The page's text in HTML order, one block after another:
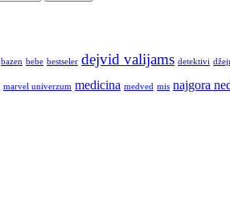
bazen bebe bestseler dejvid valijams detektivi
marvel univerzum medicina medved mis najgora